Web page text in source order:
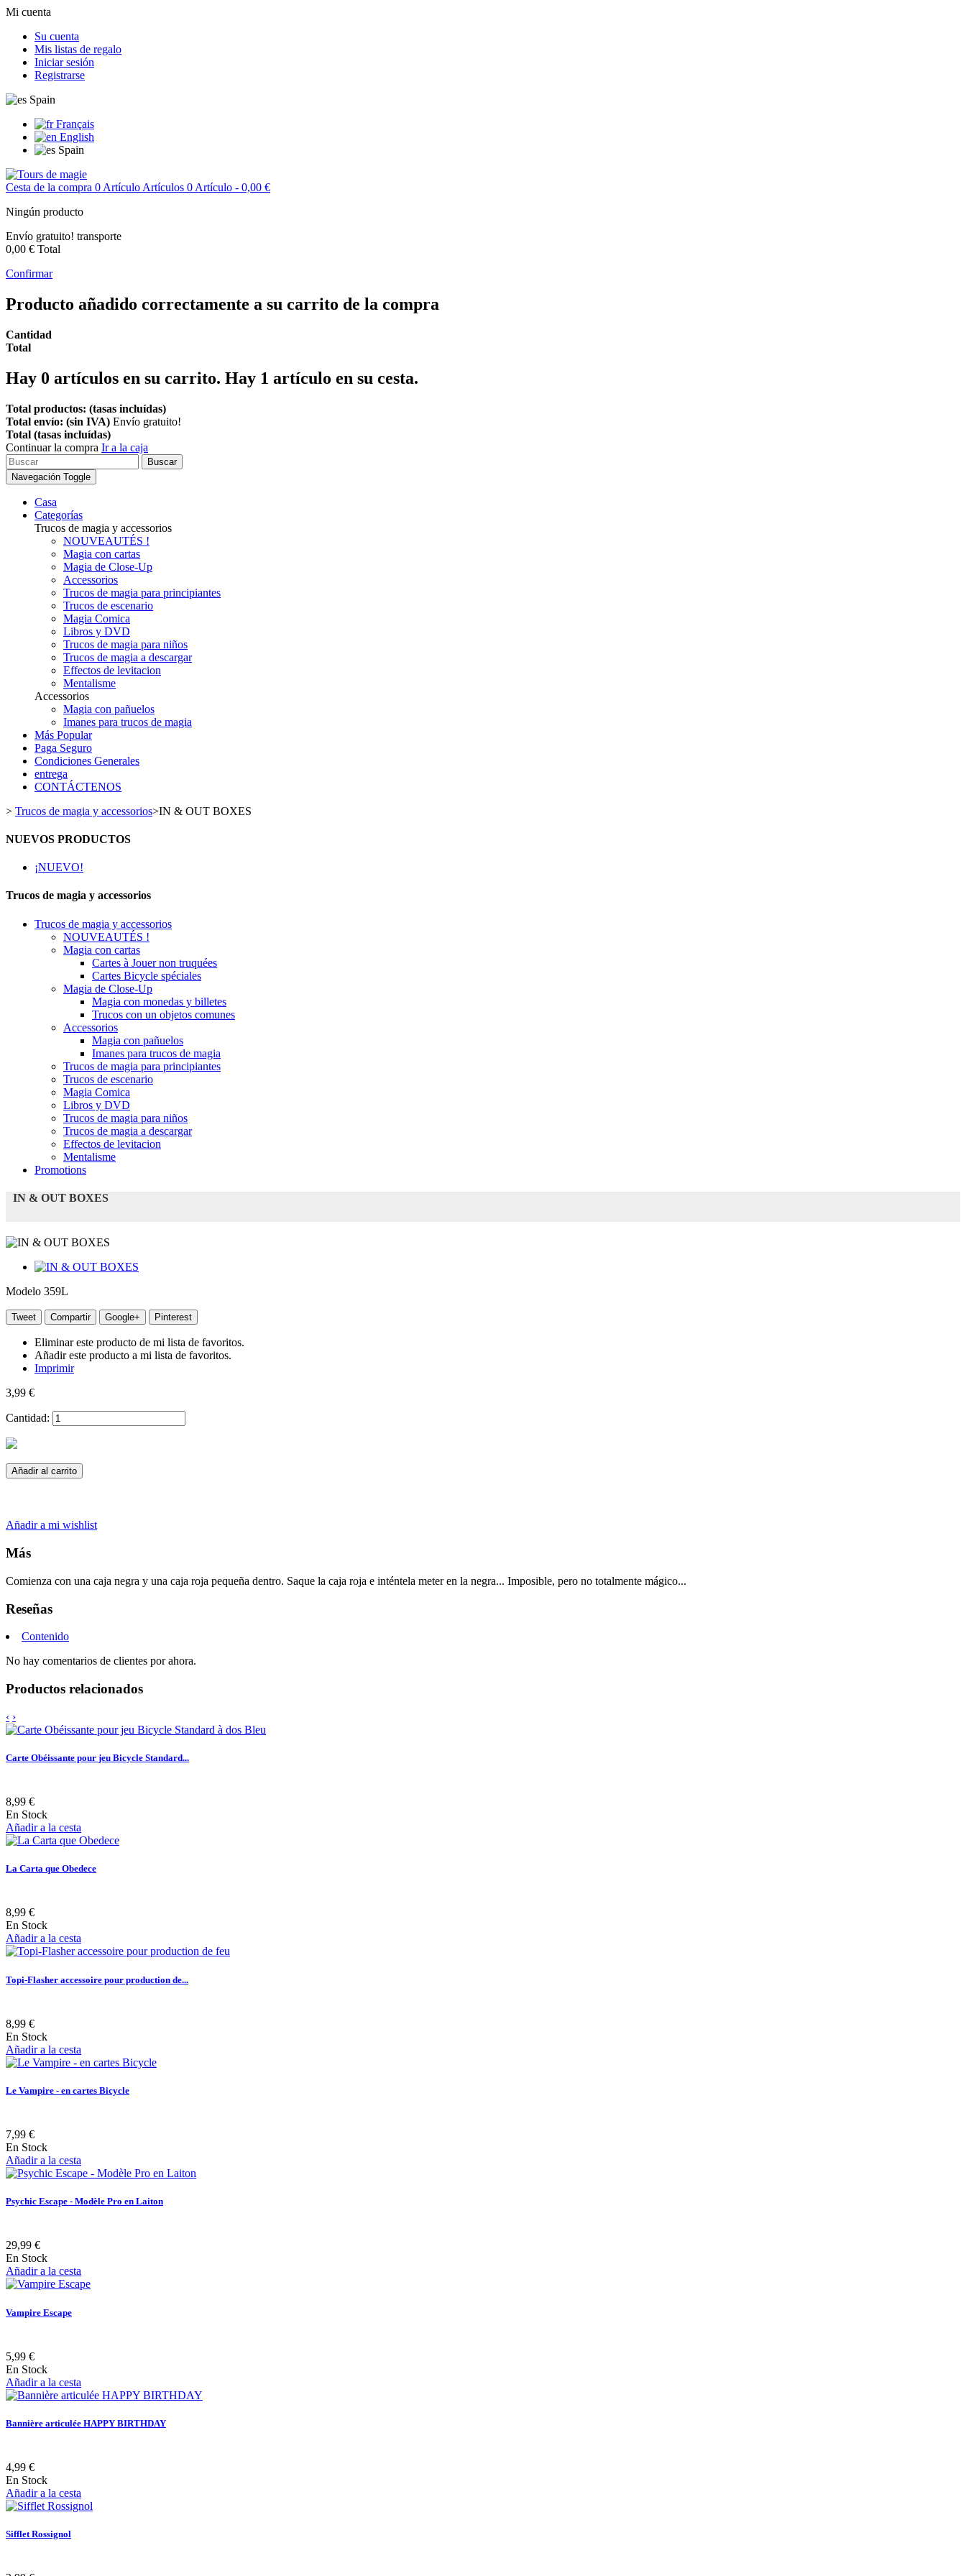
Mi cuenta
Su cuenta
Mis listas de regalo
Iniciar sesión
Registrarse
Spain
Français
English
Spain
Cesta de la compra 0 Artículo Artículos 0 Artículo - 0,00 €
Ningún producto
Envío gratuito! transporte
0,00 € Total
Confirmar
Producto añadido correctamente a su carrito de la compra
Cantidad
Total
Hay 0 artículos en su carrito. Hay 1 artículo en su cesta.
Total productos: (tasas incluídas)
Total envío: (sin IVA) Envío gratuito!
Total (tasas incluídas)
Continuar la compra Ir a la caja
Buscar
Navegación Toggle
Casa
Categorías
Trucos de magia y accessorios
NOUVEAUTÉS !
Magia con cartas
Magia de Close-Up
Accessorios
Trucos de magia para principiantes
Trucos de escenario
Magia Comica
Libros y DVD
Trucos de magia para niños
Trucos de magia a descargar
Effectos de levitacion
Mentalisme
Accessorios
Magia con pañuelos
Imanes para trucos de magia
Más Popular
Paga Seguro
Condiciones Generales
entrega
CONTÁCTENOS
> Trucos de magia y accessorios>IN & OUT BOXES
NUEVOS PRODUCTOS
¡NUEVO!
Trucos de magia y accessorios
Trucos de magia y accessorios
NOUVEAUTÉS !
Magia con cartas
Cartes à Jouer non truquées
Cartes Bicycle spéciales
Magia de Close-Up
Magia con monedas y billetes
Trucos con un objetos comunes
Accessorios
Magia con pañuelos
Imanes para trucos de magia
Trucos de magia para principiantes
Trucos de escenario
Magia Comica
Libros y DVD
Trucos de magia para niños
Trucos de magia a descargar
Effectos de levitacion
Mentalisme
Promotions
IN & OUT BOXES
Modelo 359L
Tweet Compartir Google+ Pinterest
Eliminar este producto de mi lista de favoritos.
Añadir este producto a mi lista de favoritos.
Imprimir
3,99 €
Cantidad:
Añadir al carrito
Añadir a mi wishlist
Más
Comienza con una caja negra y una caja roja pequeña dentro. Saque la caja roja e inténtela meter en la negra... Imposible, pero no totalmente mágico...
Reseñas
Contenido
No hay comentarios de clientes por ahora.
Productos relacionados
‹ ›
Carte Obéissante pour jeu Bicycle Standard...
8,99 €
En Stock
Añadir a la cesta
La Carta que Obedece
8,99 €
En Stock
Añadir a la cesta
Topi-Flasher accessoire pour production de...
8,99 €
En Stock
Añadir a la cesta
Le Vampire - en cartes Bicycle
7,99 €
En Stock
Añadir a la cesta
Psychic Escape - Modèle Pro en Laiton
29,99 €
En Stock
Añadir a la cesta
Vampire Escape
5,99 €
En Stock
Añadir a la cesta
Bannière articulée HAPPY BIRTHDAY
4,99 €
En Stock
Añadir a la cesta
Sifflet Rossignol